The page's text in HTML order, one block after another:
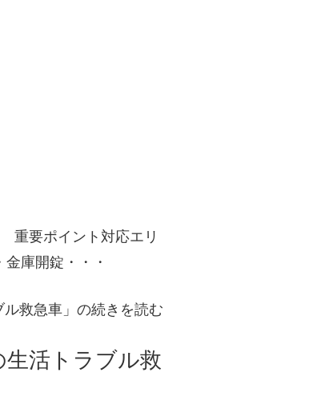
重要ポイント対応エリ
庫開錠・・・
ル救急車」の続きを読む
活トラブル救